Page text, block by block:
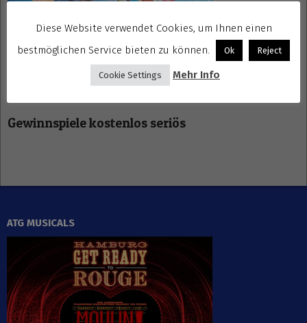
Gewinnspiele kostenlos seriös
ATG MUSICALS
Diese Website verwendet Cookies, um Ihnen einen
bestmöglichen Service bieten zu können.
Ok Reject
Cookie Settings Mehr Info